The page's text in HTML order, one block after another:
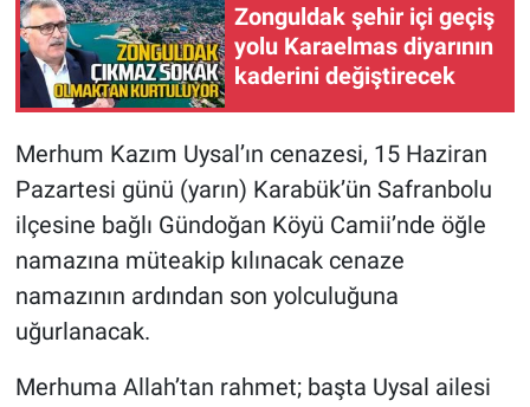
Zonguldak şehir içi geçiş
yolu Karaelmas diyarının
kaderini değiştirecek
Merhum Kazım Uysal’ın cenazesi, 15 Haziran
Pazartesi günü (yarın) Karabük’ün Safranbolu
ilçesine bağlı Gündoğan Köyü Camii’nde öğle
namazına müteakip kılınacak cenaze
namazının ardından son yolculuğuna
uğurlanacak.
Merhuma Allah’tan rahmet; başta Uysal ailesi